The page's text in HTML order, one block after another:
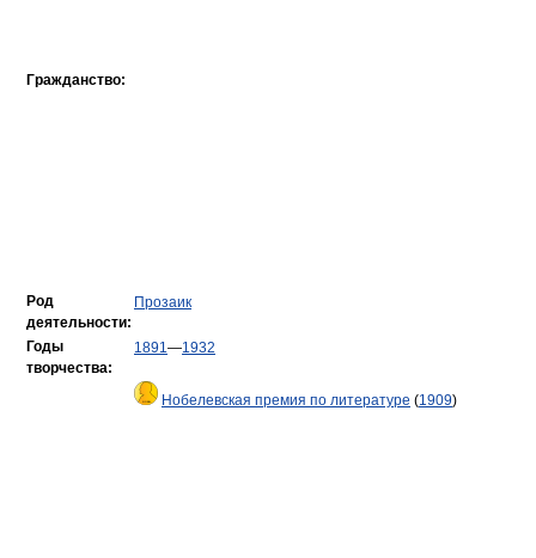
Гражданство:
Род
деятельности:
Прозаик
Годы
творчества:
1891—1932
Нобелевская премия по литературе (1909)